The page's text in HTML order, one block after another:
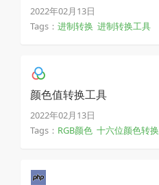
2022年02月13日
Tags： 进制转换 进制转换工具
颜色值转换工具
2022年02月13日
Tags： RGB颜色 十六位颜色转换